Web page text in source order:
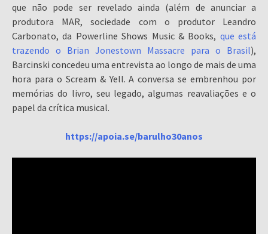
que não pode ser revelado ainda (além de anunciar a
produtora MAR, sociedade com o produtor Leandro
Carbonato, da Powerline Shows Music & Books, que está
trazendo o Brian Jonestown Massacre para o Brasil),
Barcinski concedeu uma entrevista ao longo de mais de uma
hora para o Scream & Yell. A conversa se embrenhou por
memórias do livro, seu legado, algumas reavaliações e o
papel da crítica musical.
https://apoia.se/barulho30anos